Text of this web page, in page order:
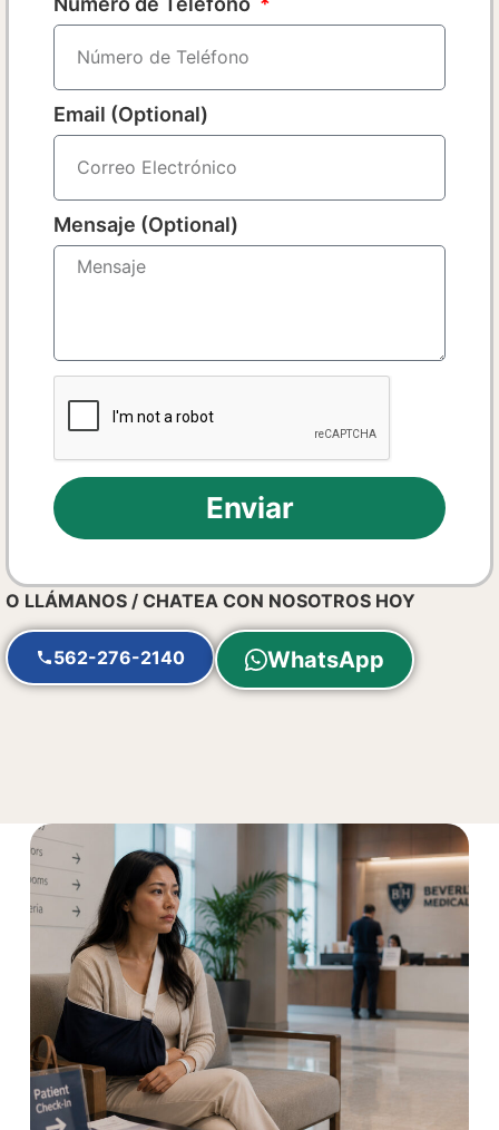
Email (Optional)
Mensaje (Optional)
Enviar
O LLÁMANOS / CHATEA CON NOSOTROS HOY
562-276-2140 WhatsApp